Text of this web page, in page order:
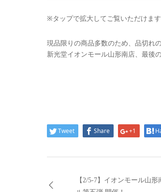
※タップで拡大してご覧いただけます
現品限りの商品多数のため、品切れ
新光堂イオンモール山形南店、最後
Tweet Share +1
【2/5-7】イオンモール山